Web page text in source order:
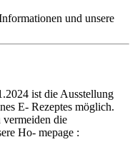
und unsere
ist die Ausstellung
E- Rezeptes möglich.
die
Ho- mepage :